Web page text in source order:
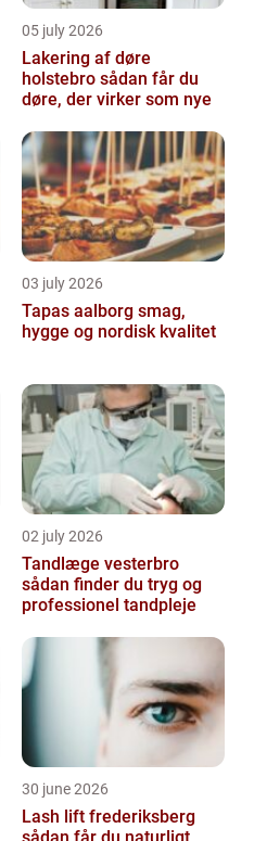
05 july 2026
Lakering af døre
holstebro sådan får du
døre, der virker som nye
03 july 2026
Tapas aalborg smag,
hygge og nordisk kvalitet
02 july 2026
Tandlæge vesterbro
sådan finder du tryg og
professionel tandpleje
30 june 2026
Lash lift frederiksberg